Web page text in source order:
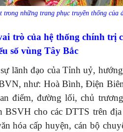
trong những trang phục truyền thống của
trò của hệ thống chính trị
số vùng Tây Bắc
lãnh đạo của Tỉnh uỷ,
như: Hoà Bình, Điện
điểm, đường lối, chủ
BSVH cho các DTTS trên
hóa cấp huyện, cán bộ